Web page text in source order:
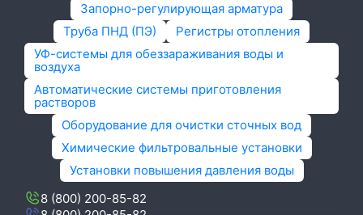
Запорно-регулирующая арматура
Труба ПНД (ПЭ)
Регистры отопления
УФ-системы для обеззараживания воды и
воздуха
Автоматические системы приготовления
растворов
Оборудование для очистки сточных вод
Химические фильтровальные установки
Установки повышения давления воды
8 (800) 200-85-82